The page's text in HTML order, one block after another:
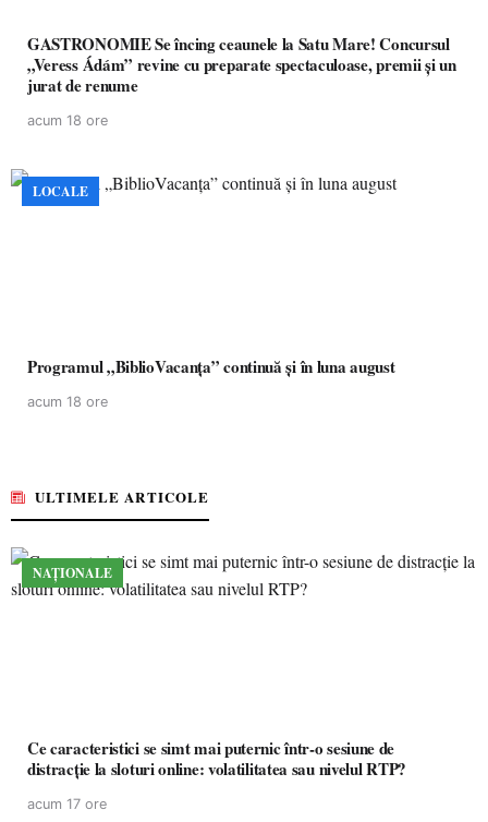
GASTRONOMIE Se încing ceaunele la Satu Mare! Concursul
„Veress Ádám” revine cu preparate spectaculoase, premii și un
jurat de renume
acum 18 ore
LOCALE
Programul „BiblioVacanța” continuă și în luna august
acum 18 ore
ULTIMELE ARTICOLE
NAȚIONALE
Ce caracteristici se simt mai puternic într-o sesiune de
distracție la sloturi online: volatilitatea sau nivelul RTP?
acum 17 ore